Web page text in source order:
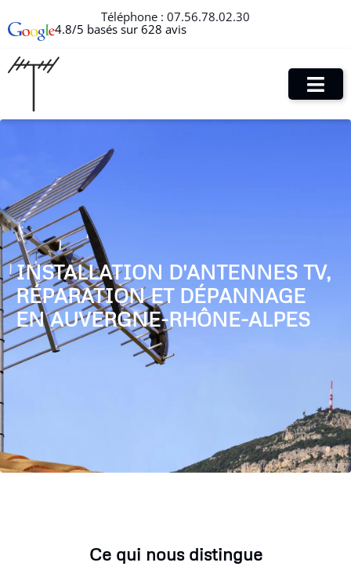
Téléphone : 07.56.78.02.30
4.8/5 basés sur 628 avis
INSTALLATION D'ANTENNES TV,
RÉPARATION ET DÉPANNAGE
EN AUVERGNE-RHÔNE-ALPES
Ce qui nous distingue